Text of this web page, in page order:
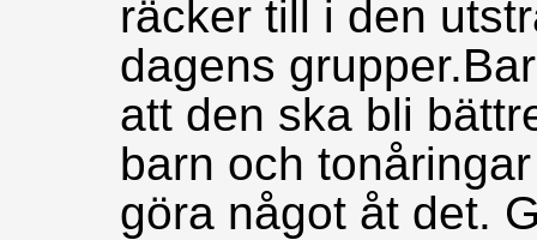
räcker till i den
dagens
att den ska bli
barn och
göra något åt det.